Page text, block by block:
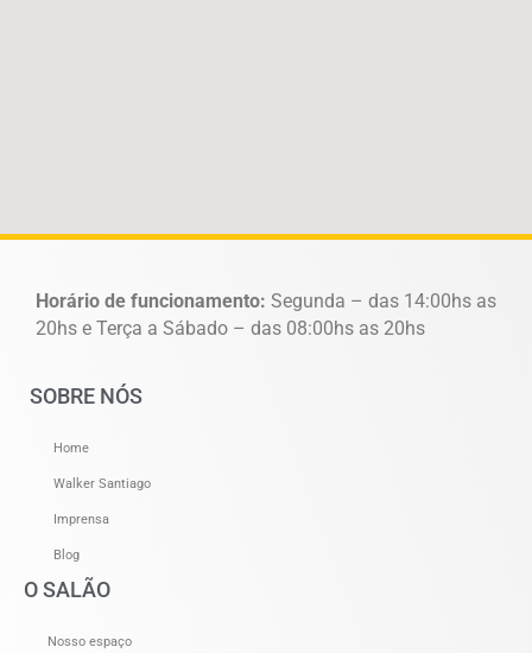
Horário de funcionamento: Segunda – das 14:00hs as
20hs e Terça a Sábado – das 08:00hs as 20hs
SOBRE NÓS
Home
Walker Santiago
Imprensa
Blog
O SALÃO
Nosso espaço